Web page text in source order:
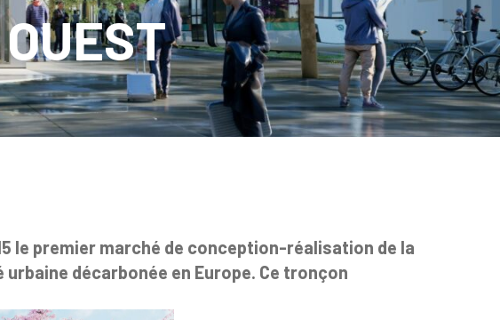
le premier marché de conception-réalisation de la
décarbonée en Europe. Ce tronçon